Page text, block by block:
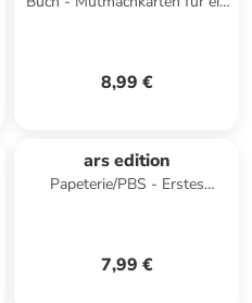
8,99 €
ars edition
Papeterie/PBS - Erstes
7,99 €